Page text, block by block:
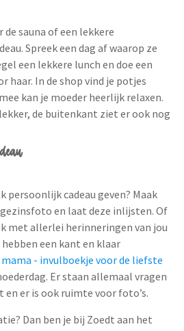
de sauna of een lekkere
Spreek een dag af waarop ze
een lekkere lunch en doe een
haar. In de shop vind je potjes
kan je moeder heerlijk relaxen.
de buitenkant ziet er ook nog
persoonlijk cadeau geven? Maak
en laat deze inlijsten. Of
met allerlei herinneringen van jou
een kant en klaar
- invulboekje voor de liefste
Er staan allemaal vragen
en er is ook ruimte voor foto’s.
Dan ben je bij Zoedt aan het